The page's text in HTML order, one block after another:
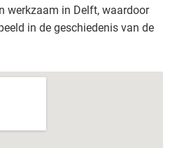
werkzaam in Delft, waardoor
in de geschiedenis van de